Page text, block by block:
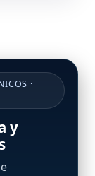
·
y